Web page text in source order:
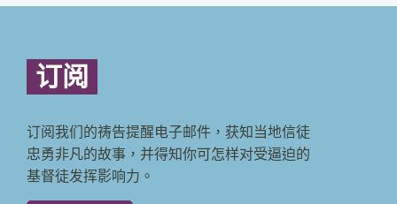
订阅
订阅我们的祷告提醒电子邮件，获知当地信徒
忠勇非凡的故事，并得知你可怎样对受逼迫的
基督徒发挥影响力。